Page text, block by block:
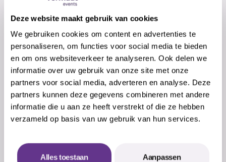
Deze website maakt gebruik van cookies
We gebruiken cookies om content en advertenties te
personaliseren, om functies voor social media te bieden
en om ons websiteverkeer te analyseren. Ook delen we
informatie over uw gebruik van onze site met onze
partners voor social media, adverteren en analyse. Deze
partners kunnen deze gegevens combineren met andere
informatie die u aan ze heeft verstrekt of die ze hebben
verzameld op basis van uw gebruik van hun services.
Alles toestaan Aanpassen
kleding van 100% gerecycled materiaal,
ontworpen door Shirley Schijvens. Ons
team, versterkt door de samenwerking
met Stichting Watermakers, bestond uit
gepassioneerde professionals en
mensen met afstand tot de
studenten van zowel Middelbare als